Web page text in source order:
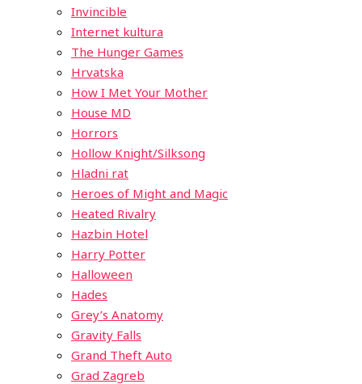
Invincible
Internet kultura
The Hunger Games
Hrvatska
How I Met Your Mother
House MD
Horrors
Hollow Knight/Silksong
Hladni rat
Heroes of Might and Magic
Heated Rivalry
Hazbin Hotel
Harry Potter
Halloween
Hades
Grey’s Anatomy
Gravity Falls
Grand Theft Auto
Grad Zagreb